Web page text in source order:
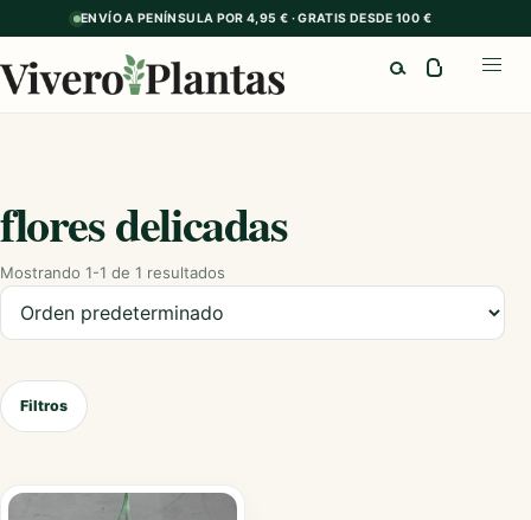
ENVÍO A PENÍNSULA POR 4,95 € · GRATIS DESDE 100 €
flores delicadas
Mostrando 1-1 de 1 resultados
Ordenar productos
Filtros